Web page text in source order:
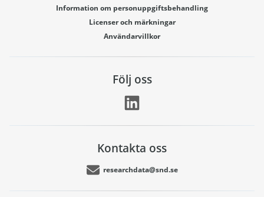
Information om personuppgiftsbehandling
Licenser och märkningar
Användarvillkor
Följ oss
Kontakta oss
researchdata@snd.se